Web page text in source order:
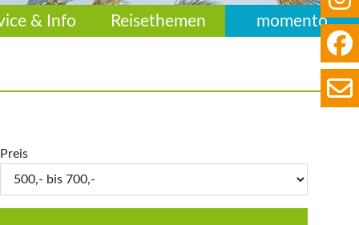
& Info Reisethemen momento
Preis